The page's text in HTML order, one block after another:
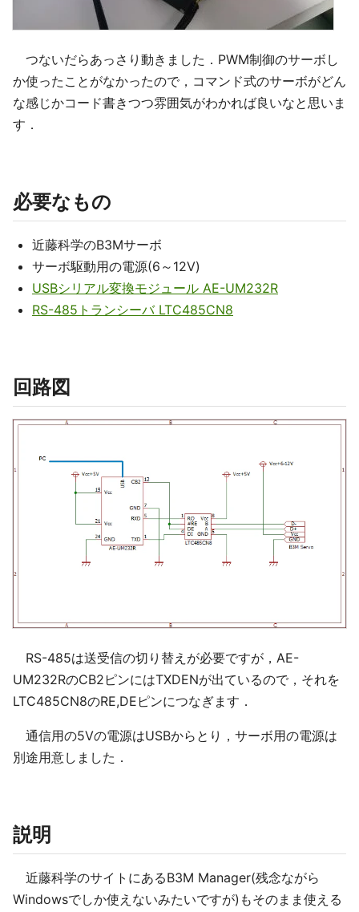
つないだらあっさり動きました．PWM制御のサーボし
か使ったことがなかったので，コマンド式のサーボがどん
な感じかコード書きつつ雰囲気がわかれば良いなと思いま
す．
必要なもの
近藤科学のB3Mサーボ
サーボ駆動用の電源(6～12V)
USBシリアル変換モジュール AE-UM232R
RS-485トランシーバ LTC485CN8
回路図
RS-485は送受信の切り替えが必要ですが，AE-
UM232RのCB2ピンにはTXDENが出ているので，それを
LTC485CN8のRE,DEピンにつなぎます．
通信用の5Vの電源はUSBからとり，サーボ用の電源は
別途用意しました．
説明
近藤科学のサイトにあるB3M Manager(残念ながら
Windowsでしか使えないみたいですが)もそのまま使える